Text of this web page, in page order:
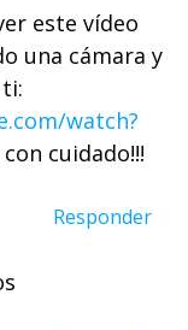
este vídeo
una cámara y
watch?
con cuidado!!!
Responder